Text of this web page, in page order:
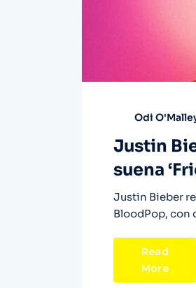
Odi
Justin
suena
Justin Bieber
BloodPop, con
Read
More